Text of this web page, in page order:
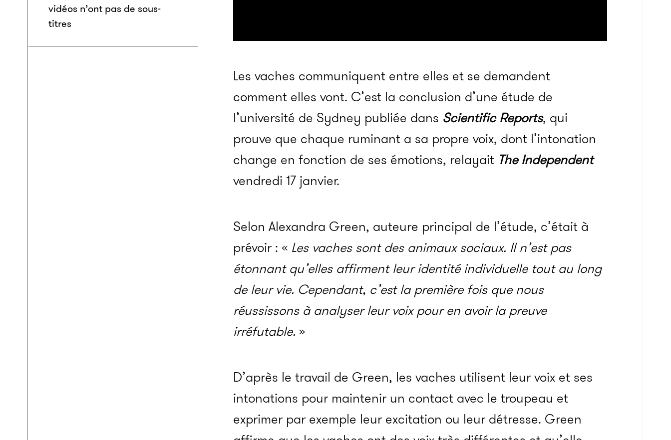
vidéos n’ont pas de sous-
titres
Les vaches communiquent entre elles et se demandent
comment elles vont. C’est la conclusion d’une étude de
l’université de Sydney publiée dans Scientific Reports, qui
prouve que chaque ruminant a sa propre voix, dont l’intonation
change en fonction de ses émotions, relayait The Independent
vendredi 17 janvier.
Selon Alexandra Green, auteure principal de l’étude, c’était à
prévoir : « Les vaches sont des animaux sociaux. Il n’est pas
étonnant qu’elles affirment leur identité individuelle tout au long
de leur vie. Cependant, c’est la première fois que nous
réussissons à analyser leur voix pour en avoir la preuve
irréfutable. »
D’après le travail de Green, les vaches utilisent leur voix et ses
intonations pour maintenir un contact avec le troupeau et
exprimer par exemple leur excitation ou leur détresse. Green